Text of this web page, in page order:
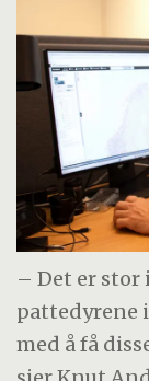
– Det er stor
pattedyrene
med å få